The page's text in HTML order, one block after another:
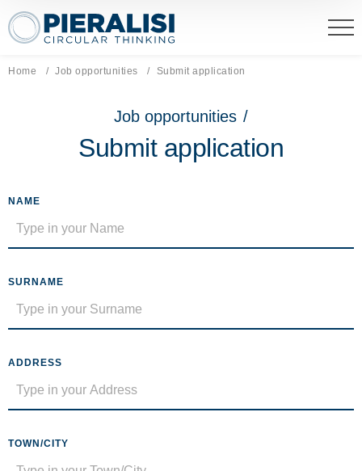
Pieralisi Maip Spa
Home Job opportunities Current page:
Submit application
Job opportunities /
Submit application
NAME
SURNAME
ADDRESS
TOWN/CITY